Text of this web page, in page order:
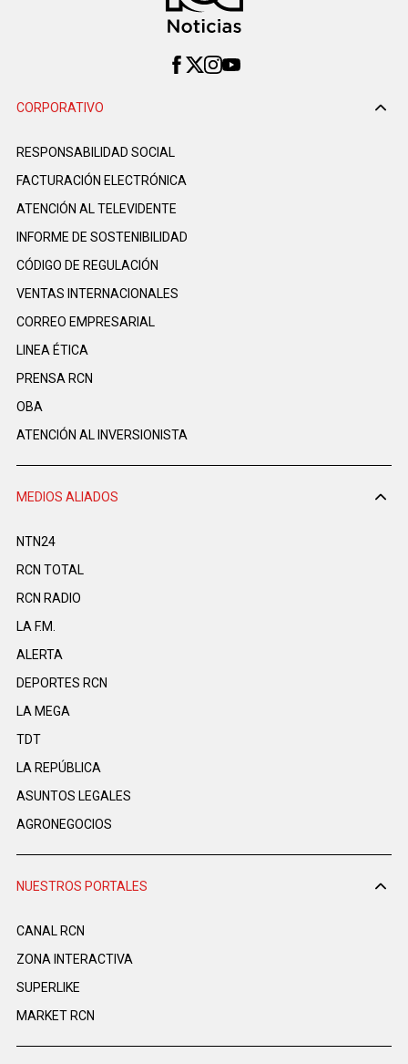
CORPORATIVO
RESPONSABILIDAD SOCIAL
FACTURACIÓN ELECTRÓNICA
ATENCIÓN AL TELEVIDENTE
INFORME DE SOSTENIBILIDAD
CÓDIGO DE REGULACIÓN
VENTAS INTERNACIONALES
CORREO EMPRESARIAL
LINEA ÉTICA
PRENSA RCN
OBA
ATENCIÓN AL INVERSIONISTA
MEDIOS ALIADOS
NTN24
RCN TOTAL
RCN RADIO
LA F.M.
ALERTA
DEPORTES RCN
LA MEGA
TDT
LA REPÚBLICA
ASUNTOS LEGALES
AGRONEGOCIOS
NUESTROS PORTALES
CANAL RCN
ZONA INTERACTIVA
SUPERLIKE
MARKET RCN